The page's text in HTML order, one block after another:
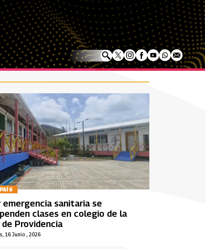
16 Junio , 2026
emergencia sanitaria se
clases en colegio de la
de Providencia